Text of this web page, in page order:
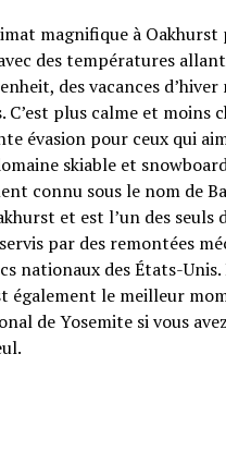
magnifique à Oakhurst
des températures
des vacances
C’est plus calme et moins
évasion pour ceux qui
skiable et
connu sous le nom de
et est l’un des seuls
par des remontées
nationaux des États-Unis.
également le meilleur
de Yosemite si vous